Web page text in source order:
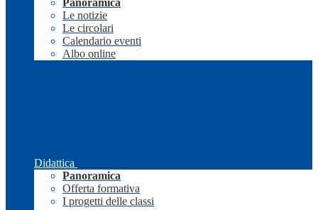
Panoramica
Le notizie
Le circolari
Calendario eventi
Albo online
Didattica
Panoramica
Offerta formativa
I progetti delle classi